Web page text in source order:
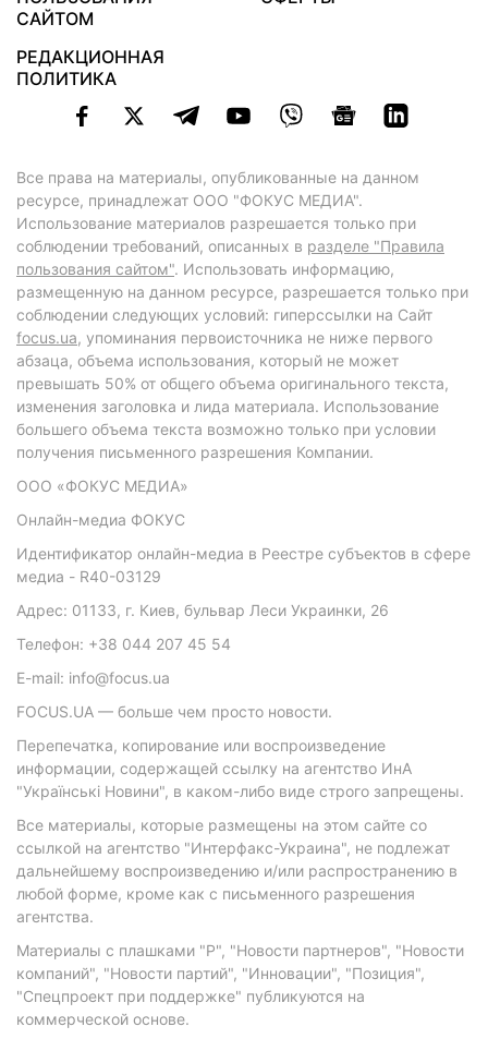
САЙТОМ
РЕДАКЦИОННАЯ
ПОЛИТИКА
Все права на материалы, опубликованные на данном
ресурсе, принадлежат ООО "ФОКУС МЕДИА".
Использование материалов разрешается только при
соблюдении требований, описанных в разделе "Правила
пользования сайтом". Использовать информацию,
размещенную на данном ресурсе, разрешается только при
соблюдении следующих условий: гиперссылки на Сайт
focus.ua, упоминания первоисточника не ниже первого
абзаца, объема использования, который не может
превышать 50% от общего объема оригинального текста,
изменения заголовка и лида материала. Использование
большего объема текста возможно только при условии
получения письменного разрешения Компании.
ООО «ФОКУС МЕДИА»
Онлайн-медиа ФОКУС
Идентификатор онлайн-медиа в Реестре субъектов в сфере
медиа - R40-03129
Адрес: 01133, г. Киев, бульвар Леси Украинки, 26
Телефон: +38 044 207 45 54
E-mail: info@focus.ua
FOCUS.UA — больше чем просто новости.
Перепечатка, копирование или воспроизведение
информации, содержащей ссылку на агентство ИнА
"Українські Новини", в каком-либо виде строго запрещены.
Все материалы, которые размещены на этом сайте со
ссылкой на агентство "Интерфакс-Украина", не подлежат
дальнейшему воспроизведению и/или распространению в
любой форме, кроме как с письменного разрешения
агентства.
Материалы с плашками "Р", "Новости партнеров", "Новости
компаний", "Новости партий", "Инновации", "Позиция",
"Спецпроект при поддержке" публикуются на
коммерческой основе.